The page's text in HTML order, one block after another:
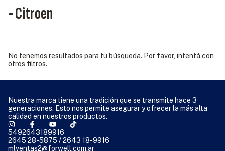
- Citroen
No tenemos resultados para tu búsqueda. Por favor, intentá con
otros filtros.
Nuestra marca tiene una tradición que se transmite hace 3
generaciones. Esto nos permite asegurar y ofrecer la más alta
calidad en nuestros productos.
5492643189916
2645 28-5875 / 2643 18-9916
mlventas2@forwell.com.ar